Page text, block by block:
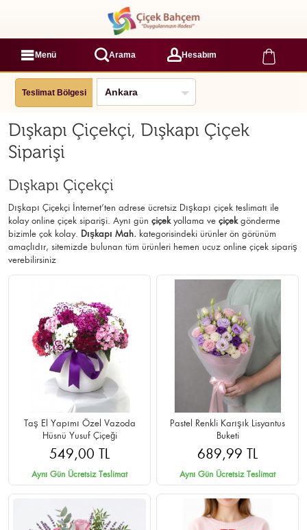
Menü Arama Hesabım
Teslimat Bölgesi
Dışkapı Çiçekçi, Dışkapı Çiçek
Siparişi
Dışkapı Çiçekçi
Dışkapı Çiçekçi İnternet’ten adrese ücretsiz Dışkapı çiçek teslimatı ile
kolay online çiçek siparişi. Aynı gün çiçekyollama ve çiçekgönderme
bizimle çok kolay. Dışkapı Mah. kategorisindeki ürünler ön görünüm
amaçlıdır, sitemizde bulunan tüm ürünleri hemen ucuz online çiçek sipariş
verebilirsiniz
Taş El Yapımı Özel Vazoda
Hüsnü Yusuf Çiçeği
549,00 TL
Aynı Gün Ücretsiz Teslimat
Pastel Renkli Karışık Lisyantus
Buketi
689,99 TL
Aynı Gün Ücretsiz Teslimat